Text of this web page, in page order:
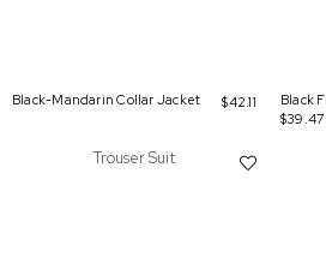
Black-Mandarin Collar Jacket $42.11
$39.47
Trouser Suit